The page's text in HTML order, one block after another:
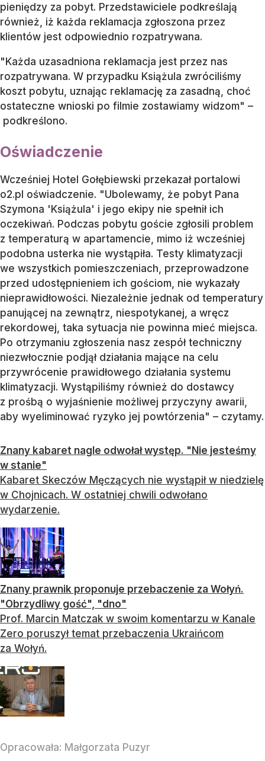
pieniędzy za pobyt. Przedstawiciele podkreślają
również, iż każda reklamacja zgłoszona przez
klientów jest odpowiednio rozpatrywana.
"Każda uzasadniona reklamacja jest przez nas
rozpatrywana. W przypadku Książula zwróciliśmy
koszt pobytu, uznając reklamację za zasadną, choć
ostateczne wnioski po filmie zostawiamy widzom" –
podkreślono.
Oświadczenie
Wcześniej Hotel Gołębiewski przekazał portalowi
o2.pl oświadczenie. "Ubolewamy, że pobyt Pana
Szymona 'Książula' i jego ekipy nie spełnił ich
oczekiwań. Podczas pobytu goście zgłosili problem
z temperaturą w apartamencie, mimo iż wcześniej
podobna usterka nie wystąpiła. Testy klimatyzacji
we wszystkich pomieszczeniach, przeprowadzone
przed udostępnieniem ich gościom, nie wykazały
nieprawidłowości. Niezależnie jednak od temperatury
panującej na zewnątrz, niespotykanej, a wręcz
rekordowej, taka sytuacja nie powinna mieć miejsca.
Po otrzymaniu zgłoszenia nasz zespół techniczny
niezwłocznie podjął działania mające na celu
przywrócenie prawidłowego działania systemu
klimatyzacji. Wystąpiliśmy również do dostawcy
z prośbą o wyjaśnienie możliwej przyczyny awarii,
aby wyeliminować ryzyko jej powtórzenia" – czytamy.
Znany kabaret nagle odwołał występ. "Nie jesteśmy
w stanie"
Kabaret Skeczów Męczących nie wystąpił w niedzielę
w Chojnicach. W ostatniej chwili odwołano
wydarzenie.
Znany prawnik proponuje przebaczenie za Wołyń.
"Obrzydliwy gość", "dno"
Prof. Marcin Matczak w swoim komentarzu w Kanale
Zero poruszył temat przebaczenia Ukraińcom
za Wołyń.
Opracowała: Małgorzata Puzyr